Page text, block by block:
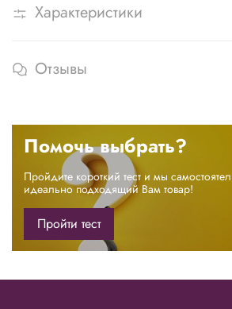
Характеристики
Отзывы
Помочь выбрать?
Пройдите короткий тест и мы
идеально подходящий Вам товар!
Пройти тест